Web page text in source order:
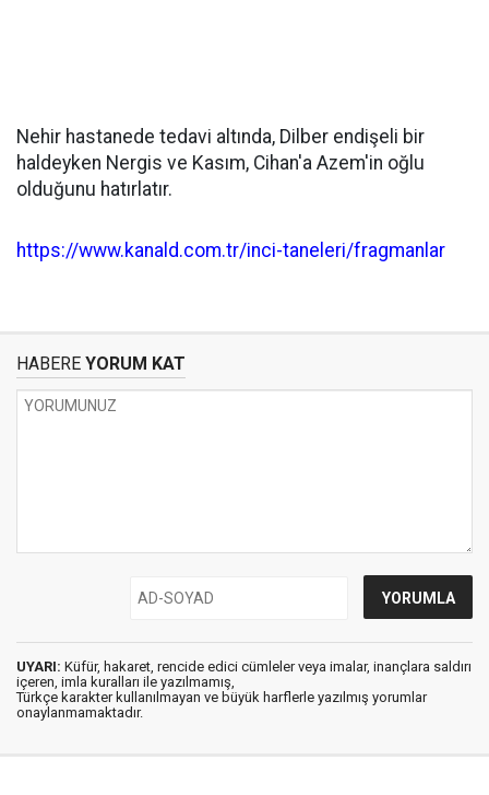
Nehir hastanede tedavi altında, Dilber endişeli bir
haldeyken Nergis ve Kasım, Cihan'a Azem'in oğlu
olduğunu hatırlatır.
https://www.kanald.com.tr/inci-taneleri/fragmanlar
HABERE YORUM KAT
UYARI: Küfür, hakaret, rencide edici cümleler veya imalar, inançlara saldırı
içeren, imla kuralları ile yazılmamış,
Türkçe karakter kullanılmayan ve büyük harflerle yazılmış yorumlar
onaylanmamaktadır.